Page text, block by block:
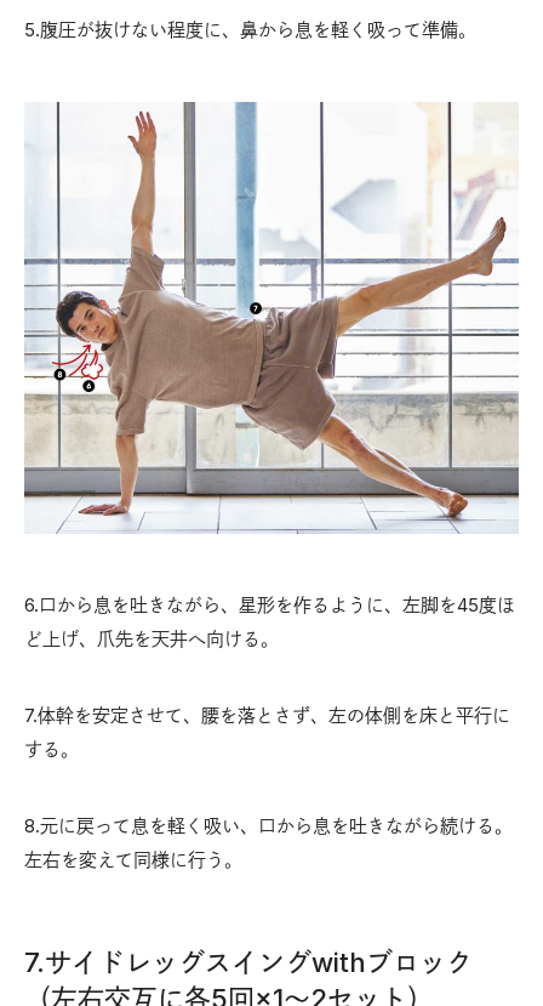
5.腹圧が抜けない程度に、鼻から息を軽く吸って準備。
6.口から息を吐きながら、星形を作るように、左脚を45度ほ
ど上げ、爪先を天井へ向ける。
7.体幹を安定させて、腰を落とさず、左の体側を床と平行に
する。
8.元に戻って息を軽く吸い、口から息を吐きながら続ける。
左右を変えて同様に行う。
7.サイドレッグスイングwithブロック
（左右交互に各5回×1〜2セット）